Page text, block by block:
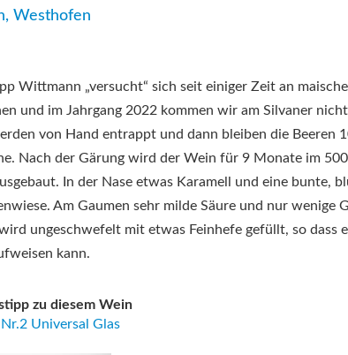
Westhofen
Wittmann „versucht“ sich seit einiger Zeit an
und im Jahrgang 2022 kommen wir am Silvaner
von Hand entrappt und dann bleiben die Beeren
Nach der Gärung wird der Wein für 9 Monate im
In der Nase etwas Karamell und eine bunte,
Am Gaumen sehr milde Säure und nur wenige
ungeschwefelt mit etwas Feinhefe gefüllt, so dass
kann.
zu diesem Wein
Universal Glas